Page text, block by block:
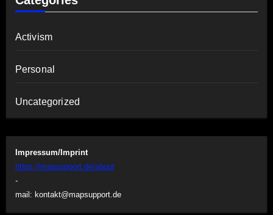
Activism
Personal
Uncategorized
Impressum/Imprint
https://mapsupport.de/about
-
mail: kontakt@mapsupport.de